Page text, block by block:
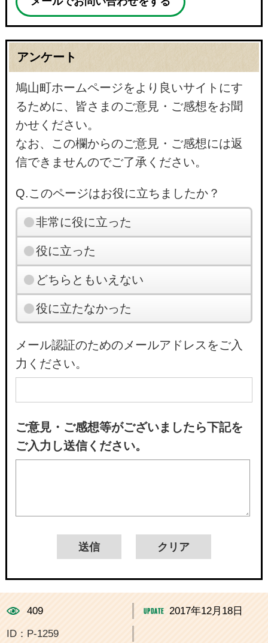
アンケート
鳩山町ホームページをより良いサイトにす
るために、皆さまのご意見・ご感想をお聞
かせください。
なお、この欄からのご意見・ご感想には返
信できませんのでご了承ください。
Q.このページはお役に立ちましたか？
非常に役に立った
役に立った
どちらともいえない
役に立たなかった
メール認証のためのメールアドレスをご入
力ください。
ご意見・ご感想等がございましたら下記を
ご入力し送信ください。
409 2017年12月18日
ID：P-1259